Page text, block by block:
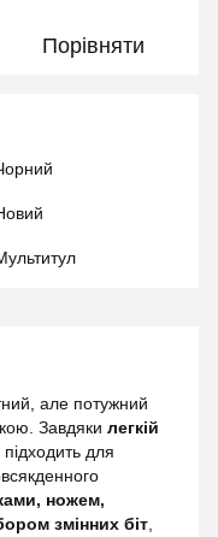
Порівняти
але потужний
Завдяки легкій
підходить для
ножем,
змінних біт